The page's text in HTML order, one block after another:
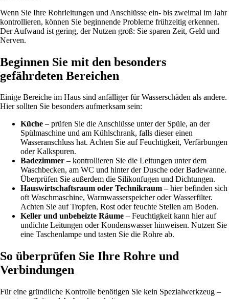
Wenn Sie Ihre Rohrleitungen und Anschlüsse ein- bis zweimal im Jahr
kontrollieren, können Sie beginnende Probleme frühzeitig erkennen.
Der Aufwand ist gering, der Nutzen groß: Sie sparen Zeit, Geld und
Nerven.
Beginnen Sie mit den besonders
gefährdeten Bereichen
Einige Bereiche im Haus sind anfälliger für Wasserschäden als andere.
Hier sollten Sie besonders aufmerksam sein:
Küche – prüfen Sie die Anschlüsse unter der Spüle, an der
Spülmaschine und am Kühlschrank, falls dieser einen
Wasseranschluss hat. Achten Sie auf Feuchtigkeit, Verfärbungen
oder Kalkspuren.
Badezimmer – kontrollieren Sie die Leitungen unter dem
Waschbecken, am WC und hinter der Dusche oder Badewanne.
Überprüfen Sie außerdem die Silikonfugen und Dichtungen.
Hauswirtschaftsraum oder Technikraum – hier befinden sich
oft Waschmaschine, Warmwasserspeicher oder Wasserfilter.
Achten Sie auf Tropfen, Rost oder feuchte Stellen am Boden.
Keller und unbeheizte Räume – Feuchtigkeit kann hier auf
undichte Leitungen oder Kondenswasser hinweisen. Nutzen Sie
eine Taschenlampe und tasten Sie die Rohre ab.
So überprüfen Sie Ihre Rohre und
Verbindungen
Für eine gründliche Kontrolle benötigen Sie kein Spezialwerkzeug –